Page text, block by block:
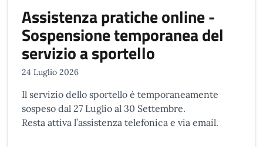
Assistenza pratiche online -
Sospensione temporanea del
servizio a sportello
24 Luglio 2026
Il servizio dello sportello è temporaneamente
sospeso dal 27 Luglio al 30 Settembre.
Resta attiva l’assistenza telefonica e via email.